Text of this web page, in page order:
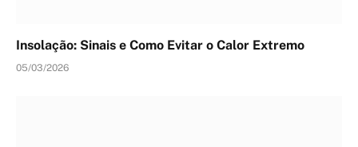
Insolação: Sinais e Como Evitar o Calor Extremo
05/03/2026